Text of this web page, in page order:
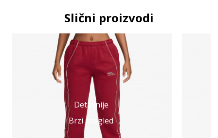
Slični proizvodi
Detaljnije
Brzi pregled